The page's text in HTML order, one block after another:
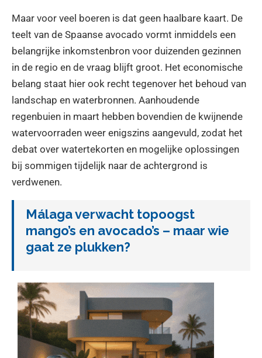
Maar voor veel boeren is dat geen haalbare kaart. De
teelt van de Spaanse avocado vormt inmiddels een
belangrijke inkomstenbron voor duizenden gezinnen
in de regio en de vraag blijft groot. Het economische
belang staat hier ook recht tegenover het behoud van
landschap en waterbronnen. Aanhoudende
regenbuien in maart hebben bovendien de kwijnende
watervoorraden weer enigszins aangevuld, zodat het
debat over watertekorten en mogelijke oplossingen
bij sommigen tijdelijk naar de achtergrond is
verdwenen.
Málaga verwacht topoogst
mango’s en avocado’s – maar wie
gaat ze plukken?